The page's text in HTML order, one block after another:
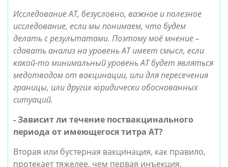
Исследование АТ, безусловно, важное и полезное
исследование, если мы понимаем, что будем
делать с результатами. Поэтому моё мнение –
сдавать анализ на уровень АТ имеет смысл, если
какой-то минимальный уровень АТ будет являться
медотводом от вакцинации, или для пересечения
границы, или других юридически обоснованных
ситуаций.
- Зависит ли течение поствакцинального
периода от имеющегося титра АТ?
Вторая или бустерная вакцинация, как правило,
протекает тяжелее, чем первая инъекция.